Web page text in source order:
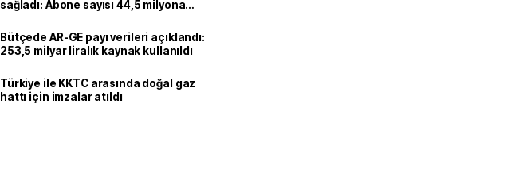
sağladı: Abone sayısı 44,5 milyona
Bütçede AR-GE payı verileri açıklandı:
253,5 milyar liralık kaynak kullanıldı
Türkiye ile KKTC arasında doğal gaz
hattı için imzalar atıldı